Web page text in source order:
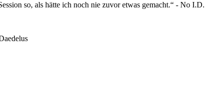
so, als hätte ich noch nie zuvor etwas gemacht.“ - No I.D.